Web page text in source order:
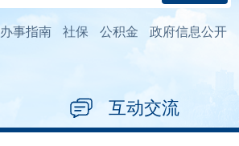
办事指南 社保 公积金 政府信息公开
互动交流